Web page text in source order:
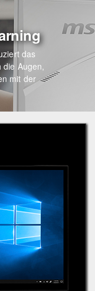
das
Augen,
mit der